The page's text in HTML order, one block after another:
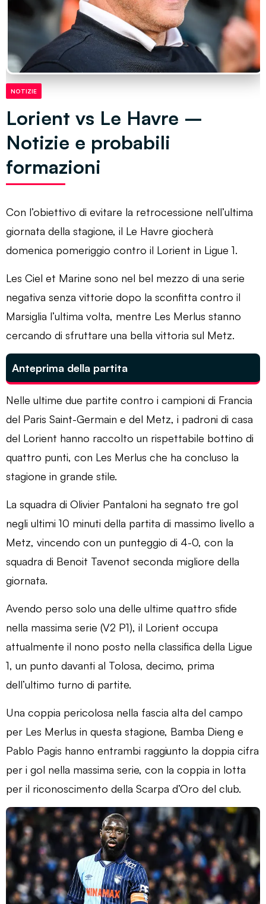
NOTIZIE
Lorient vs Le Havre –
Notizie e probabili
formazioni
Con l’obiettivo di evitare la retrocessione nell’ultima
giornata della stagione, il Le Havre giocherà
domenica pomeriggio contro il Lorient in Ligue 1.
Les Ciel et Marine sono nel bel mezzo di una serie
negativa senza vittorie dopo la sconfitta contro il
Marsiglia l’ultima volta, mentre Les Merlus stanno
cercando di sfruttare una bella vittoria sul Metz.
Anteprima della partita
Nelle ultime due partite contro i campioni di Francia
del Paris Saint-Germain e del Metz, i padroni di casa
del Lorient hanno raccolto un rispettabile bottino di
quattro punti, con Les Merlus che ha concluso la
stagione in grande stile.
La squadra di Olivier Pantaloni ha segnato tre gol
negli ultimi 10 minuti della partita di massimo livello a
Metz, vincendo con un punteggio di 4-0, con la
squadra di Benoit Tavenot seconda migliore della
giornata.
Avendo perso solo una delle ultime quattro sfide
nella massima serie (V2 P1), il Lorient occupa
attualmente il nono posto nella classifica della Ligue
1, un punto davanti al Tolosa, decimo, prima
dell’ultimo turno di partite.
Una coppia pericolosa nella fascia alta del campo
per Les Merlus in questa stagione, Bamba Dieng e
Pablo Pagis hanno entrambi raggiunto la doppia cifra
per i gol nella massima serie, con la coppia in lotta
per il riconoscimento della Scarpa d’Oro del club.